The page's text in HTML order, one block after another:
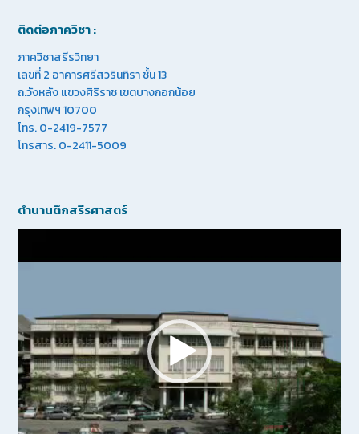
ติดต่อภาควิชา :
ภาควิชาสรีรวิทยา
เลขที่ 2 อาคารศรีสวรินทิรา ชั้น 13
ถ.วังหลัง แขวงศิริราช เขตบางกอกน้อย
กรุงเทพฯ 10700
โทร. 0-2419-7577
โทรสาร. 0-2411-5009
ตำนานตึกสรีรศาสตร์